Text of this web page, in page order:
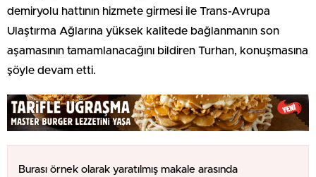
demiryolu hattının hizmete girmesi ile Trans-Avrupa
Ulaştırma Ağlarına yüksek kalitede bağlanmanın son
aşamasının tamamlanacağını bildiren Turhan, konuşmasına
şöyle devam etti.
Burası örnek olarak yaratılmış makale arasında